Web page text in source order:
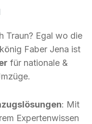
Traun? Egal wo die
Faber Jena ist
für nationale &
: Mit
Expertenwissen